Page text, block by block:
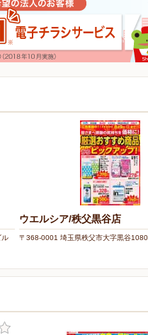
ル
ウエルシア/秩父黒谷店
〒368-0001 埼玉県秩父市大字黒谷1080